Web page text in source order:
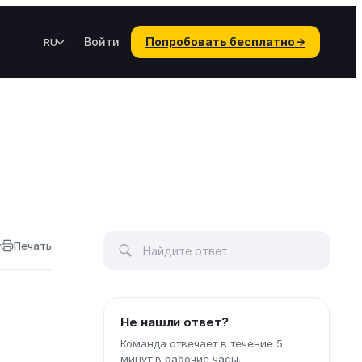
RU Войти Попробовать бесплатно→
Печать
Не нашли ответ?
Команда отвечает в течение 5
минут в рабочие часы.